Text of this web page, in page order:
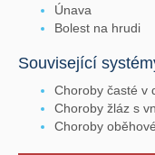
Únava
Bolest na hrudi
Související
Choroby časté v
Choroby žláz s
Choroby